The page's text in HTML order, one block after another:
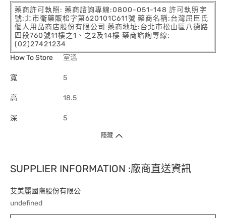
藥商許可執照: 藥商諮詢專線:0800-051-148 許可執照字
號:北市衛藥販松字第620101C611號 藥商名稱:台灣屈臣氏
個人用品商店股份有限公司 藥商地址:台北市松山區八德路
四段760號11樓之1、之2及14樓 藥商諮詢專線:
(02)27421234
How To Store
室溫
寬 5
高 18.5
深 5
隱藏
SUPPLIER INFORMATION :廠商直送資訊
艾美麗國際股份有限公
undefined